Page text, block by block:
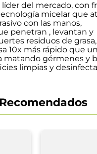
del mercado, con
micelar que
con las manos,
penetran , levantan y
residuos de grasa,
10x más rápido que
matando gérmenes y
limpias y